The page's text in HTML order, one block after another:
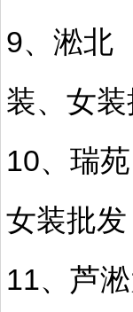
9、淞北
装、女
10、瑞
女装批发
11、芦